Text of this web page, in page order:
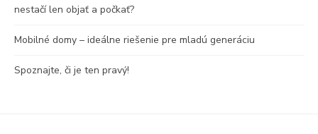
nestačí len objať a počkať?
Mobilné domy – ideálne riešenie pre mladú generáciu
Spoznajte, či je ten pravý!